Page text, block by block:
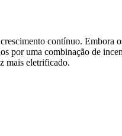
contínuo. Embora
por uma combinação de
mais eletrificado.